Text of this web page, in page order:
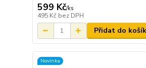
599 Kč/ks
495 Kč bez DPH
Přidat do
Novinka